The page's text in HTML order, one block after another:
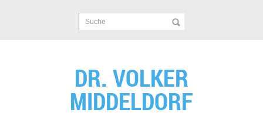
Suche
DR. VOLKER
MIDDELDORF